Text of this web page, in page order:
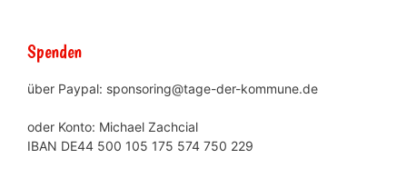
Spenden
über Paypal: sponsoring@tage-der-kommune.de
oder Konto: Michael Zachcial
IBAN DE44 500 105 175 574 750 229